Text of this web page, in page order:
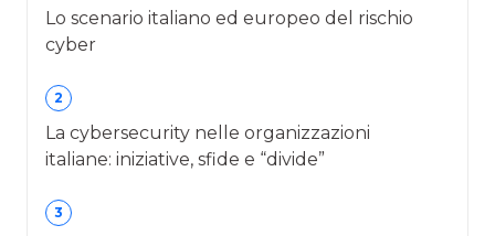
Lo scenario italiano ed europeo del rischio
cyber
2
La cybersecurity nelle organizzazioni
italiane: iniziative, sfide e “divide”
3